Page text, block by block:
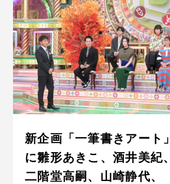
新企画「一筆書きアート」
に雛形あきこ、酒井美紀、
二階堂高嗣、山崎静代、